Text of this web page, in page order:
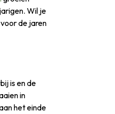
Wil je
de jaren
is en de
in
het einde